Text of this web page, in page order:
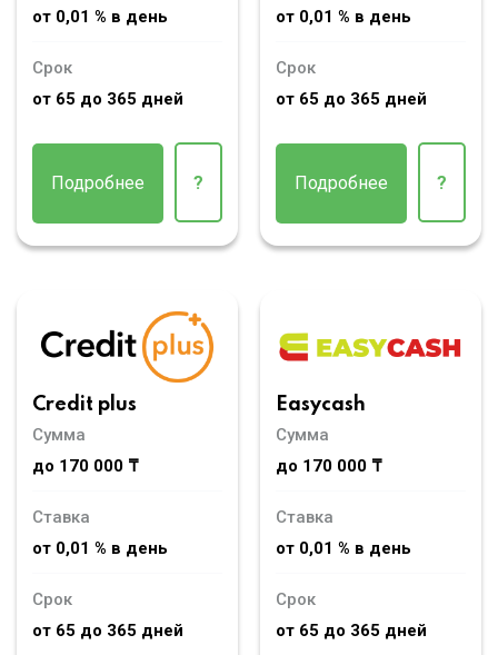
от 0,01 % в день
Срок
от 65 до 365 дней
Подробнее ?
от 0,01 % в день
Срок
от 65 до 365 дней
Подробнее ?
Credit plus
Сумма
до 170 000 ₸
Ставка
от 0,01 % в день
Срок
от 65 до 365 дней
Easycash
Сумма
до 170 000 ₸
Ставка
от 0,01 % в день
Срок
от 65 до 365 дней